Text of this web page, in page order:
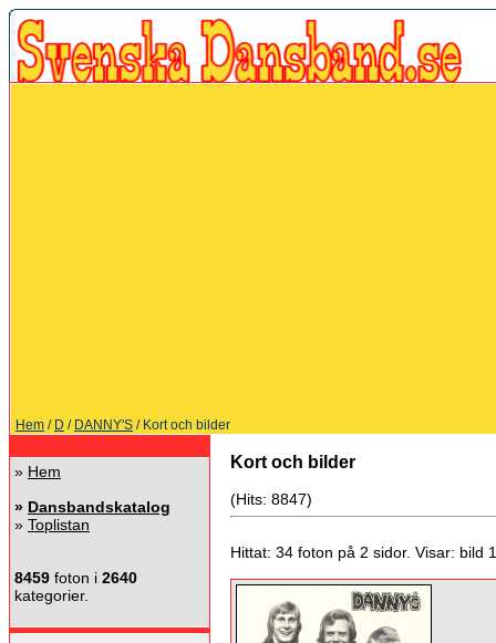
Hem / D / DANNY'S / Kort och bilder
» Hem
» Dansbandskatalog
» Toplistan
8459 foton i 2640
kategorier.
Kort och bilder
(Hits: 8847)
Hittat: 34 foton på 2 sidor. Visar: bild